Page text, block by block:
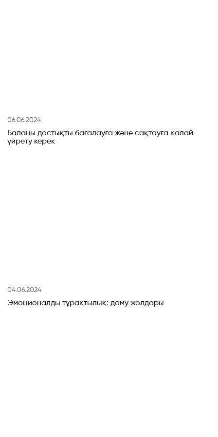
06.06.2024
Баланы достықты бағалауға және сақтауға қалай
үйрету керек
04.06.2024
Эмоционалды тұрақтылық: даму жолдары